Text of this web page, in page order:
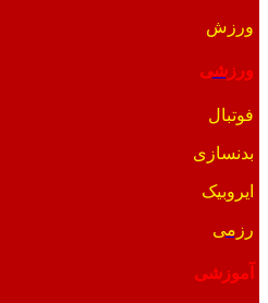
ورزش
ورزشی
فوتبال
بدنسازی
ایروبیک
رزمی
آموزشی